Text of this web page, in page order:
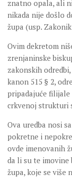
znatno opala, ali
nikada nije došlo
župa (usp.
Ovim dekretom
zrenjaninske
zakonskih
kanon 515 § 2,
pripadajuće filijale
crkvenoj strukturi
Ova uredba nosi
pokretne i
ovde imenovanih
da li su te imovine
župa, koje se više